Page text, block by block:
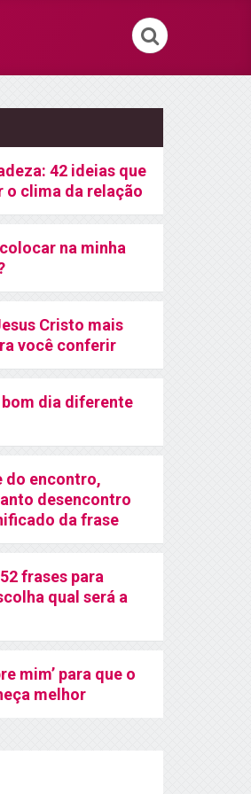
42 ideias que
o clima da relação
na minha
Cristo mais
você conferir
dia diferente
do encontro,
desencontro
da frase
frases para
qual será a
mim’ para que o
melhor